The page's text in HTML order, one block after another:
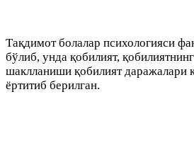
Тақдимот болалар психологияси
бўлиб, унда қобилият,
шаклланиши қобилият даражалари
ёртитиб берилган.